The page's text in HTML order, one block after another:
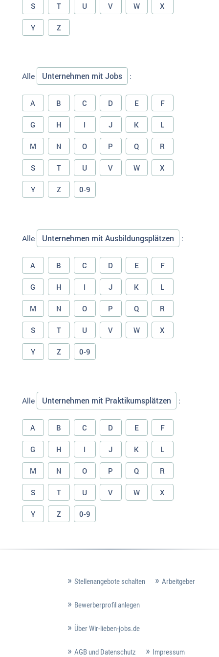
S T U V W X
Y Z
Alle Unternehmen mit Jobs :
A B C D E F
G H I J K L
M N O P Q R
S T U V W X
Y Z 0-9
Alle Unternehmen mit Ausbildungsplätzen :
A B C D E F
G H I J K L
M N O P Q R
S T U V W X
Y Z 0-9
Alle Unternehmen mit Praktikumsplätzen :
A B C D E F
G H I J K L
M N O P Q R
S T U V W X
Y Z 0-9
Stellenangebote schalten Arbeitgeber
Bewerberprofil anlegen
Über Wir-lieben-jobs.de
AGB und Datenschutz Impressum